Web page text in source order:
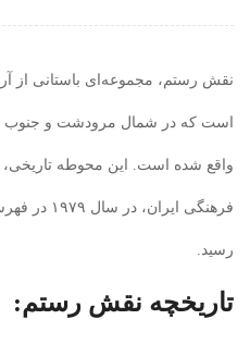
نقش رستم، مجموعه‌ای باستانی از
است که در شمال مرودشت و جنوب
واقع شده است. این محوطه تاریخی،
فرهنگی
رسید.
تاریخچه نقش رستم: